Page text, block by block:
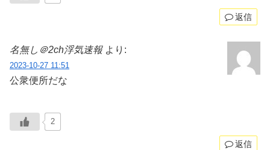
返信
名無し＠2ch浮気速報 より:
2023-10-27 11:51
公衆便所だな
2
返信